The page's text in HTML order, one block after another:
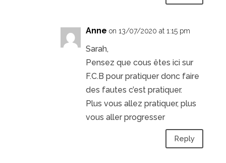
Anne on 13/07/2020 at 1:15 pm
Sarah,
Pensez que cous êtes ici sur
F.C.B pour pratiquer donc faire
des fautes c’est pratiquer.
Plus vous allez pratiquer, plus
vous aller progresser
Reply